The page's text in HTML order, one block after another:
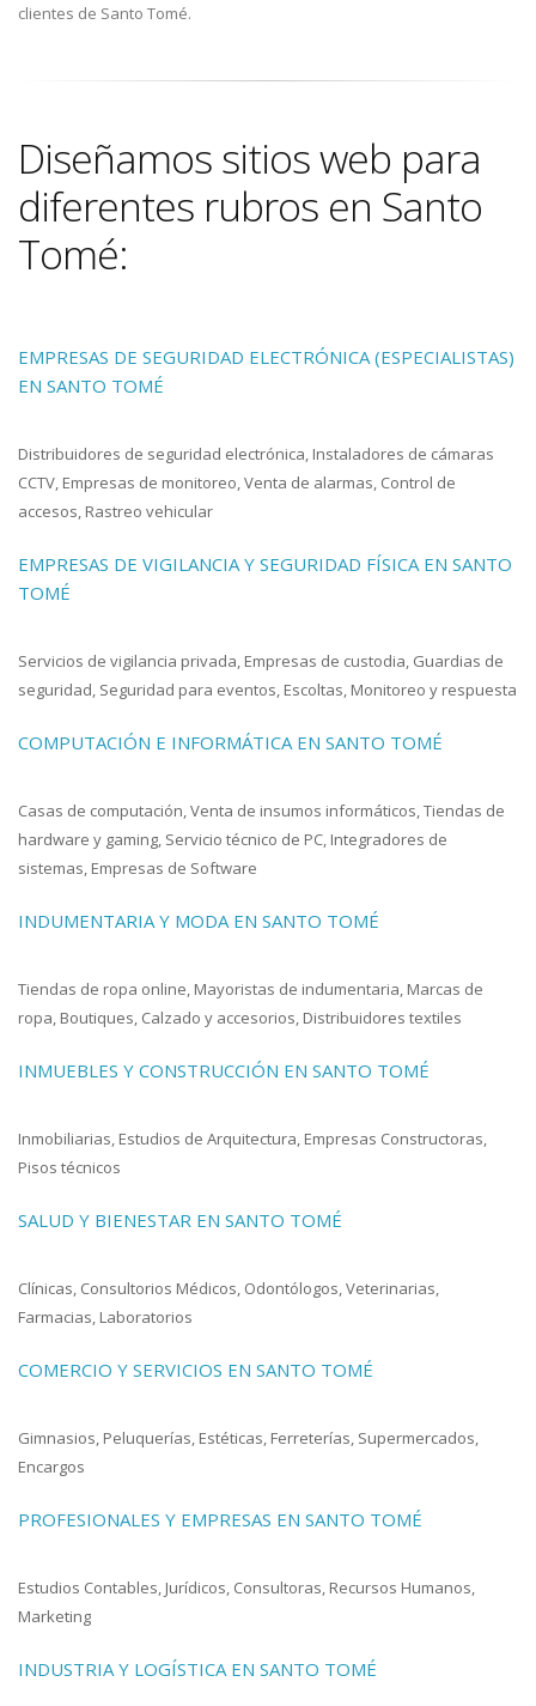
clientes de Santo Tomé.
Diseñamos sitios web para
diferentes rubros en Santo
Tomé:
EMPRESAS DE SEGURIDAD ELECTRÓNICA (ESPECIALISTAS)
EN SANTO TOMÉ
Distribuidores de seguridad electrónica, Instaladores de cámaras
CCTV, Empresas de monitoreo, Venta de alarmas, Control de
accesos, Rastreo vehicular
EMPRESAS DE VIGILANCIA Y SEGURIDAD FÍSICA EN SANTO
TOMÉ
Servicios de vigilancia privada, Empresas de custodia, Guardias de
seguridad, Seguridad para eventos, Escoltas, Monitoreo y respuesta
COMPUTACIÓN E INFORMÁTICA EN SANTO TOMÉ
Casas de computación, Venta de insumos informáticos, Tiendas de
hardware y gaming, Servicio técnico de PC, Integradores de
sistemas, Empresas de Software
INDUMENTARIA Y MODA EN SANTO TOMÉ
Tiendas de ropa online, Mayoristas de indumentaria, Marcas de
ropa, Boutiques, Calzado y accesorios, Distribuidores textiles
INMUEBLES Y CONSTRUCCIÓN EN SANTO TOMÉ
Inmobiliarias, Estudios de Arquitectura, Empresas Constructoras,
Pisos técnicos
SALUD Y BIENESTAR EN SANTO TOMÉ
Clínicas, Consultorios Médicos, Odontólogos, Veterinarias,
Farmacias, Laboratorios
COMERCIO Y SERVICIOS EN SANTO TOMÉ
Gimnasios, Peluquerías, Estéticas, Ferreterías, Supermercados,
Encargos
PROFESIONALES Y EMPRESAS EN SANTO TOMÉ
Estudios Contables, Jurídicos, Consultoras, Recursos Humanos,
Marketing
INDUSTRIA Y LOGÍSTICA EN SANTO TOMÉ